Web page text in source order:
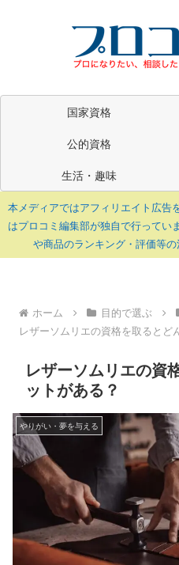
国家資格
公的資格
生活・趣味
本メディアではアフィリエイト広告
はプロコミ編集部が独自で行ってい
や商品のランキング・評価等の
ホーム 目的で選ぶ
レザーソムリエの資格を取るとど
レザーソムリエの資
ットがある？
やりがい・夢を与える